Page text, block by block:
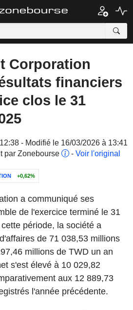
Corporation
financiers
clos le 31
- Modifié le 16/03/2026 à 13:41
par Zonebourse
- Voir l'original
+0,62%
a communiqué ses
de l'exercice terminé le 31
période, la société a
de 71 038,53 millions
millions de TWD un an
s'est élevé à 10 029,82
aux 12 889,73
l'année précédente.